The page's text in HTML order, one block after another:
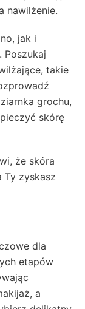
nawilżenie.
jak i
Poszukaj
takie
grochu,
skórę
że skóra
Ty zyskasz
dla
etapów
a